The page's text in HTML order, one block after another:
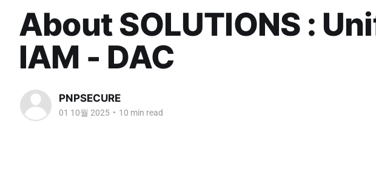
About SOLUTIONS :
IAM - DAC
PNPSECURE
01 10월 2025 • 10 min read